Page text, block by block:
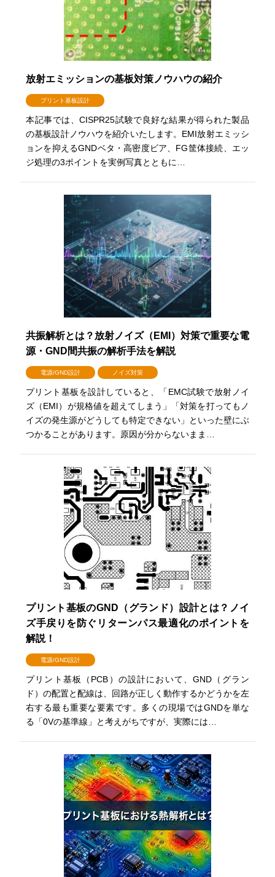
放射エミッションの基板対策ノウハウの紹介
プリント基板設計
本記事では、CISPR25試験で良好な結果が得られた製品
の基板設計ノウハウを紹介いたします。EMI放射エミッシ
ョンを抑えるGNDベタ・高密度ビア、FG筐体接続、エッ
ジ処理の3ポイントを実例写真とともに…
共振解析とは？放射ノイズ（EMI）対策で重要な電
源・GND間共振の解析手法を解説
電源/GND設計 ノイズ対策
プリント基板を設計していると、「EMC試験で放射ノイ
ズ（EMI）が規格値を超えてしまう」「対策を打ってもノ
イズの発生源がどうしても特定できない」といった壁にぶ
つかることがあります。原因が分からないまま…
プリント基板のGND（グランド）設計とは？ノイ
ズ手戻りを防ぐリターンパス最適化のポイントを
解説！
電源/GND設計
プリント基板（PCB）の設計において、GND（グラン
ド）の配置と配線は、回路が正しく動作するかどうかを左
右する最も重要な要素です。多くの現場ではGNDを単な
る「0Vの基準線」と考えがちですが、実際には…